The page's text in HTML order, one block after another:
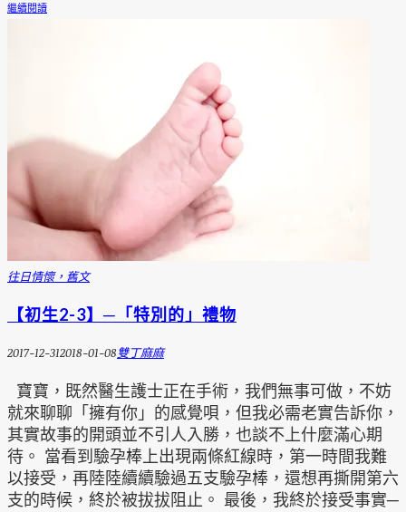
繼續閱讀
往日情懷，舊文
【初生2-3】─「特別的」禮物
2017-12-312018-01-08雙丁麻麻
寶寶，既然醫生護士正在手術，我們無事可做，不妨
就來聊聊「擁有你」的感覺唄，但我必需老實告訴你，
其實故事的開頭並不引人入勝，也談不上什麼滿心期
待。 當看到驗孕棒上出現兩條紅線時，第一時間我難
以接受，再陸陸續續驗過五支驗孕棒，還想再撕開第六
支的時候，終於被拔拔阻止。 最後，我終於接受事實─